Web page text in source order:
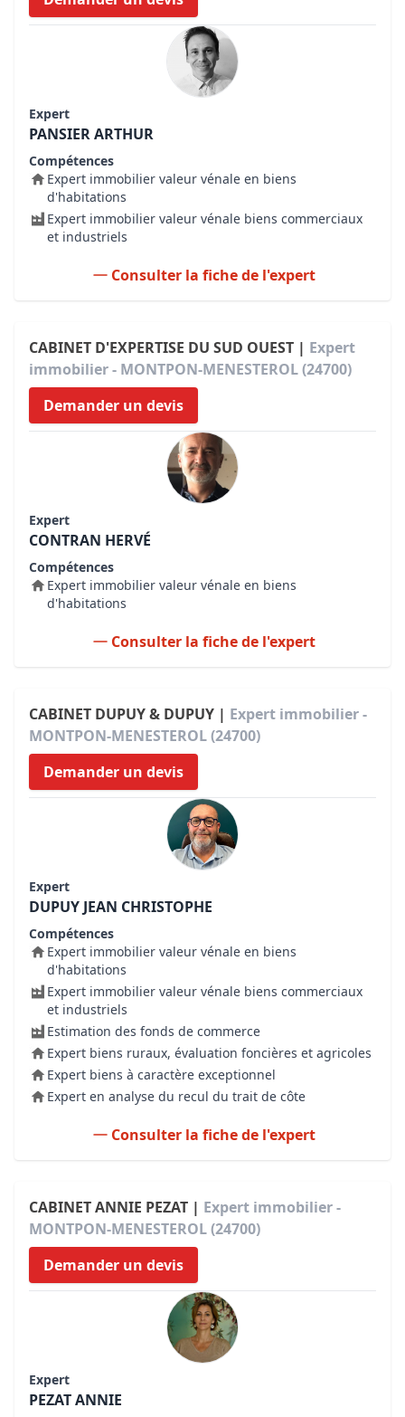
Expert
PANSIER ARTHUR
Compétences
Expert immobilier valeur vénale en biens
d'habitations
Expert immobilier valeur vénale biens commerciaux
et industriels
Consulter la fiche de l'expert
CABINET D'EXPERTISE DU SUD OUEST | Expert
immobilier - MONTPON-MENESTEROL (24700)
Demander un devis
Expert
CONTRAN HERVÉ
Compétences
Expert immobilier valeur vénale en biens
d'habitations
Consulter la fiche de l'expert
CABINET DUPUY & DUPUY | Expert immobilier -
MONTPON-MENESTEROL (24700)
Demander un devis
Expert
DUPUY JEAN CHRISTOPHE
Compétences
Expert immobilier valeur vénale en biens
d'habitations
Expert immobilier valeur vénale biens commerciaux
et industriels
Estimation des fonds de commerce
Expert biens ruraux, évaluation foncières et agricoles
Expert biens à caractère exceptionnel
Expert en analyse du recul du trait de côte
Consulter la fiche de l'expert
CABINET ANNIE PEZAT | Expert immobilier -
MONTPON-MENESTEROL (24700)
Demander un devis
Expert
PEZAT ANNIE